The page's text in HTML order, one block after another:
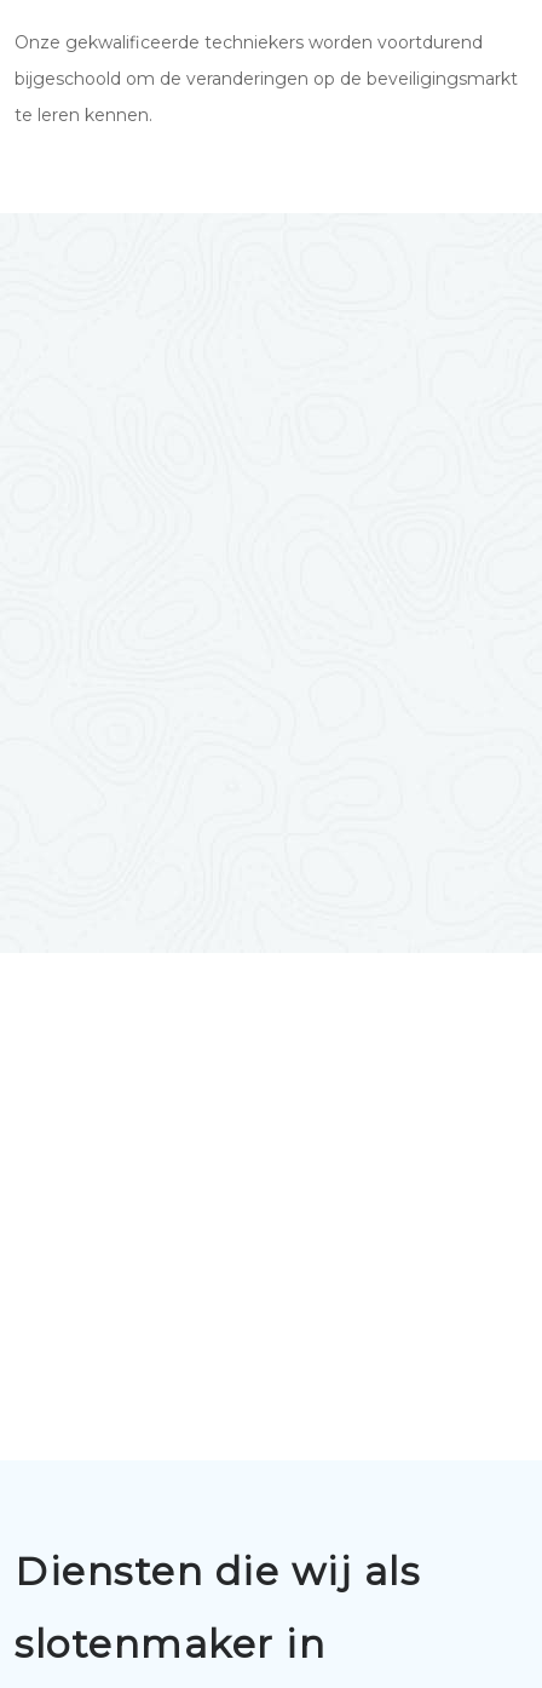
Onze gekwalificeerde techniekers worden voortdurend
bijgeschoold om de veranderingen op de beveiligingsmarkt
te leren kennen.
Diensten die wij als
slotenmaker in